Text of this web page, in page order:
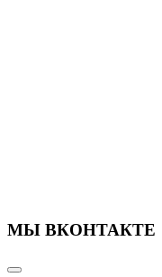
МЫ ВКОНТАКТЕ